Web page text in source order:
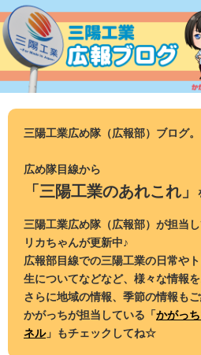
ン
テ
ツ
三陽工業広め隊（広報部）ブログ。
広め隊目線から
「三陽工業のあれこれ」
三陽工業広め隊（広報部）が担当
リカちゃんが更新中♪
広報部目線での三陽工業の日常や
生についてなどなど、様々な情報
さらに地域の情報、季節の情報もご
かがっちが担当している「かがっ
ネル」もチェックしてね☆